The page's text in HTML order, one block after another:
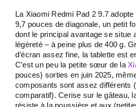
La Xiaomi Redmi Pad 2 9.7 adopte
9,7 pouces de diagonale, un petit
dont le principal avantage se situe
légèreté – à peine plus de 400 g.
d’écran assez fine, la tablette est
C’est un peu la petite sœur de la
pouces) sorties en juin 2025,
composants sont assez différents
comparatif). Cerise sur le gâteau,
résiste à la poussière et aux